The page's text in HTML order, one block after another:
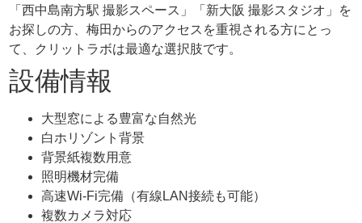
「西中島南方駅 撮影スペース」「新大阪 撮影スタジオ」を
お探しの方、梅田からのアクセスを重視される方にとっ
て、クリットラボは最適な選択肢です。
設備情報
大型窓による豊富な自然光
白ホリゾント背景
背景紙複数用意
照明機材完備
高速Wi-Fi完備（有線LAN接続も可能）
複数カメラ対応